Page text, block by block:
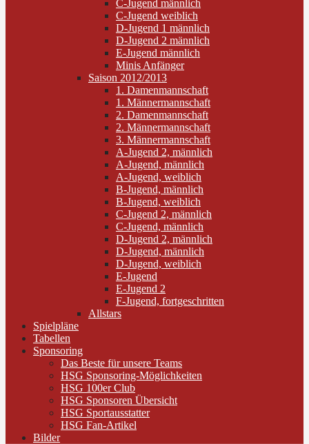
C-Jugend männlich
C-Jugend weiblich
D-Jugend 1 männlich
D-Jugend 2 männlich
E-Jugend männlich
Minis Anfänger
Saison 2012/2013
1. Damenmannschaft
1. Männermannschaft
2. Damenmannschaft
2. Männermannschaft
3. Männermannschaft
A-Jugend 2, männlich
A-Jugend, männlich
A-Jugend, weiblich
B-Jugend, männlich
B-Jugend, weiblich
C-Jugend 2, männlich
C-Jugend, männlich
D-Jugend 2, männlich
D-Jugend, männlich
D-Jugend, weiblich
E-Jugend
E-Jugend 2
F-Jugend, fortgeschritten
Allstars
Spielpläne
Tabellen
Sponsoring
Das Beste für unsere Teams
HSG Sponsoring-Möglichkeiten
HSG 100er Club
HSG Sponsoren Übersicht
HSG Sportausstatter
HSG Fan-Artikel
Bilder